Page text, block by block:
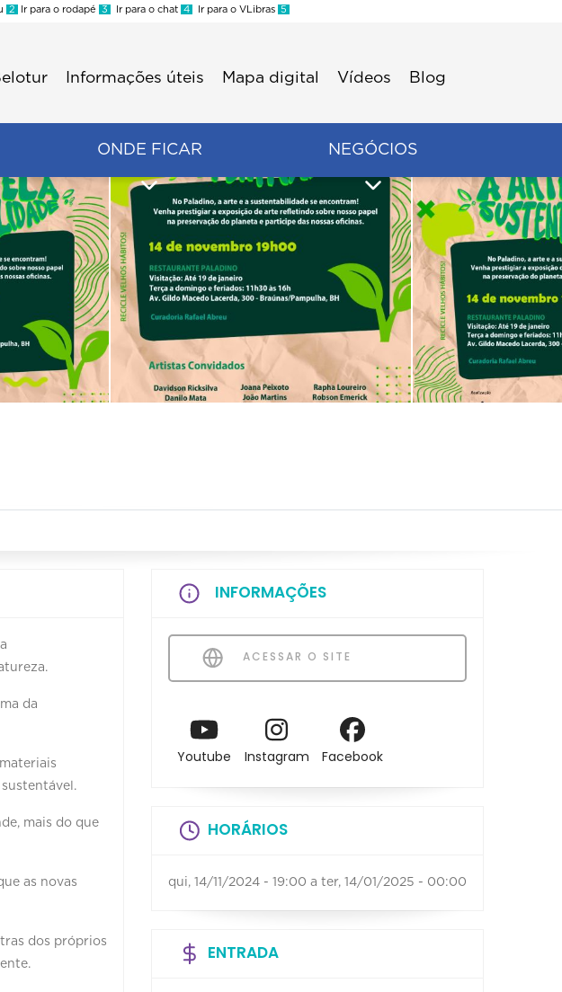
2 Ir para o rodapé 3 Ir para o chat 4 Ir para o VLibras 5
Informações úteis Mapa digital Vídeos Blog
ONDE FICAR NEGÓCIOS
da
mais do que
as novas
dos próprios
INFORMAÇÕES
ACESSAR O SITE
Youtube Instagram Facebook
HORÁRIOS
qui, 14/11/2024 - 19:00 a ter, 14/01/2025 - 00:00
ENTRADA